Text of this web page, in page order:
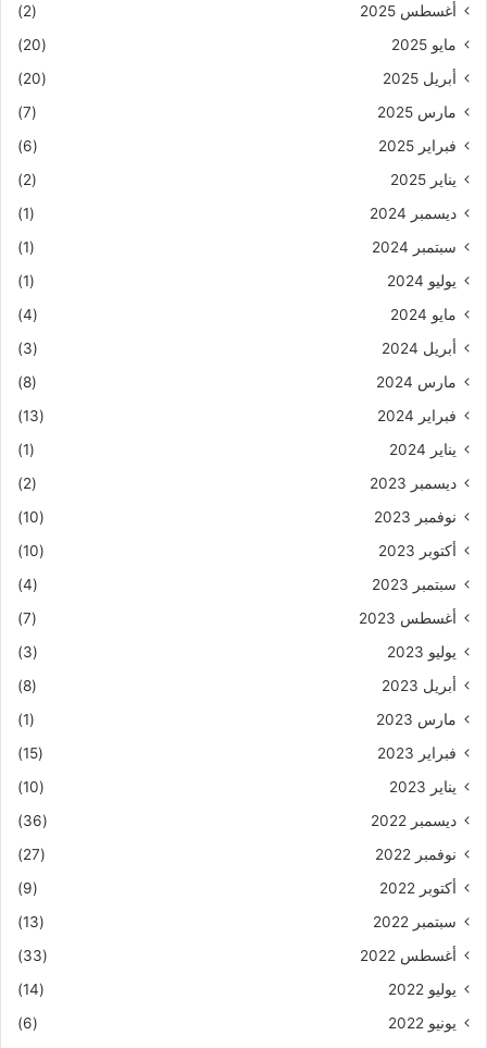
أغسطس 2025
(2)
مايو 2025
(20)
أبريل 2025
(20)
مارس 2025
(7)
فبراير 2025
(6)
يناير 2025
(2)
ديسمبر 2024
(1)
سبتمبر 2024
(1)
يوليو 2024
(1)
مايو 2024
(4)
أبريل 2024
(3)
مارس 2024
(8)
فبراير 2024
(13)
يناير 2024
(1)
ديسمبر 2023
(2)
نوفمبر 2023
(10)
أكتوبر 2023
(10)
سبتمبر 2023
(4)
أغسطس 2023
(7)
يوليو 2023
(3)
أبريل 2023
(8)
مارس 2023
(1)
فبراير 2023
(15)
يناير 2023
(10)
ديسمبر 2022
(36)
نوفمبر 2022
(27)
أكتوبر 2022
(9)
سبتمبر 2022
(13)
أغسطس 2022
(33)
يوليو 2022
(14)
يونيو 2022
(6)